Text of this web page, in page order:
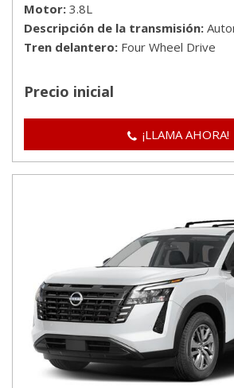
Motor 3.8L
Descripción de la transmisión
Tren delantero Four Wheel Drive
Precio inicial
¡LLAMA AHORA!